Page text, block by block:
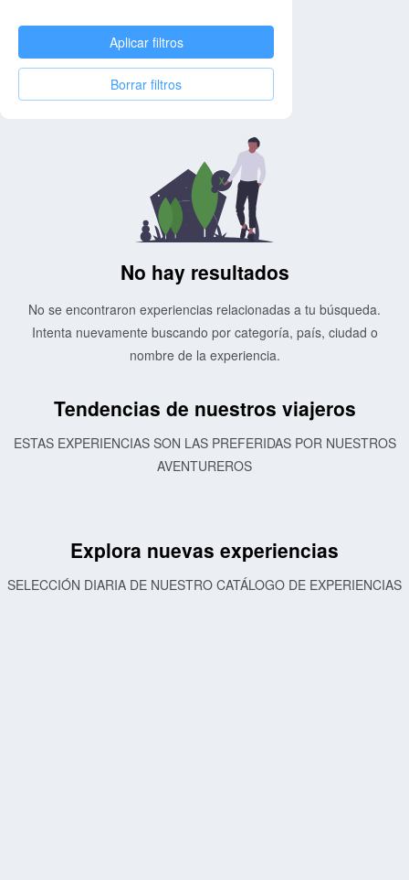
Aplicar filtros
Borrar filtros
No hay resultados
No se encontraron experiencias relacionadas a tu búsqueda.
Intenta nuevamente buscando por categoría, país, ciudad o
nombre de la experiencia.
Tendencias de nuestros viajeros
ESTAS EXPERIENCIAS SON LAS PREFERIDAS POR NUESTROS
AVENTUREROS
Explora nuevas experiencias
SELECCIÓN DIARIA DE NUESTRO CATÁLOGO DE EXPERIENCIAS